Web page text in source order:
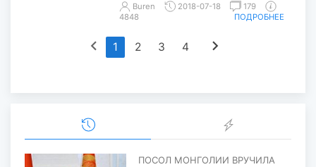
Buren 2018-07-18
179
4848
ПОДРОБНЕЕ
chevron_left 1 2 3 4 chevron_right
ПОСОЛ МОНГОЛИИ ВРУЧИЛА